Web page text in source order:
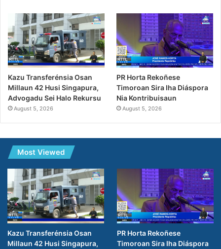
Kazu Transferénsia Osan
Millaun 42 Husi Singapura,
Advogadu Sei Halo Rekursu
August 5, 2026
PR Horta Rekoñese
Timoroan Sira Iha Diáspora
Nia Kontribuisaun
August 5, 2026
Most Viewed
Kazu Transferénsia Osan
Millaun 42 Husi Singapura,
PR Horta Rekoñese
Timoroan Sira Iha Diáspora